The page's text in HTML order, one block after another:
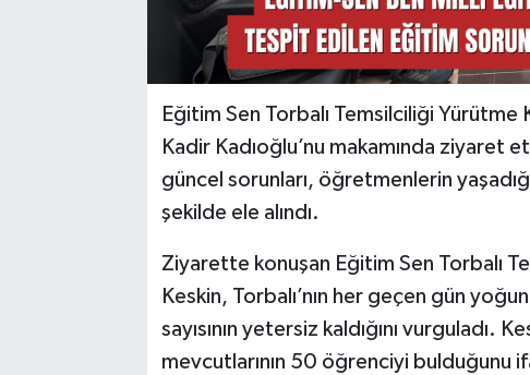
Eğitim Sen Torbalı Temsilciliği
Kadir Kadıoğlu’nu makamında ziyaret
güncel sorunları, öğretmenlerin
şekilde ele alındı.
Ziyarette konuşan Eğitim Sen Torbalı
Keskin, Torbalı’nın her geçen gün
sayısının yetersiz kaldığını vurguladı.
mevcutlarının 50 öğrenciyi bulduğunu